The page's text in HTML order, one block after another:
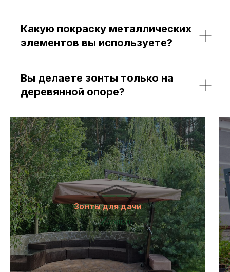
Какую покраску металлических
элементов вы используете?
Вы делаете зонты только на
деревянной опоре?
Зонты для дачи